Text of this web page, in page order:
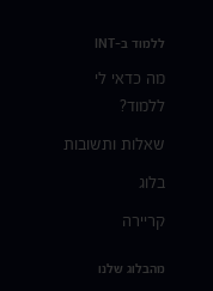
ללמוד ב-INT
מה כדאי לי
ללמוד?
שאלות ותשובות
בלוג
קריירה
מהבלוג שלנו